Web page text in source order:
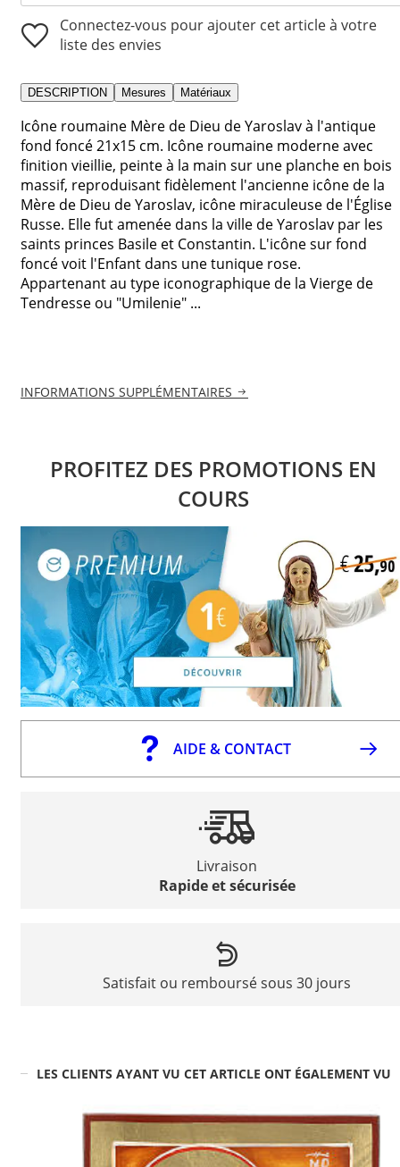
Connectez-vous pour ajouter cet article à votre
liste des envies
DESCRIPTION Mesures Matériaux
Icône roumaine Mère de Dieu de Yaroslav à l'antique
fond foncé 21x15 cm. Icône roumaine moderne avec
finition vieillie, peinte à la main sur une planche en bois
massif, reproduisant fidèlement l'ancienne icône de la
Mère de Dieu de Yaroslav, icône miraculeuse de l'Église
Russe. Elle fut amenée dans la ville de Yaroslav par les
saints princes Basile et Constantin. L'icône sur fond
foncé voit l'Enfant dans une tunique rose.
Appartenant au type iconographique de la Vierge de
Tendresse ou "Umilenie" ...
INFORMATIONS SUPPLÉMENTAIRES
PROFITEZ DES PROMOTIONS EN
COURS
AIDE & CONTACT
Livraison
Rapide et sécurisée
Satisfait ou remboursé sous 30 jours
LES CLIENTS AYANT VU CET ARTICLE ONT ÉGALEMENT VU